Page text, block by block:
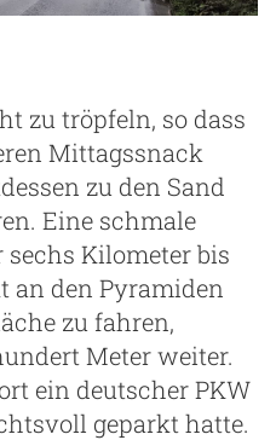
zu tröpfeln, so dass
Mittagssnack
zu den Sand
Eine schmale
sechs Kilometer bis
an den Pyramiden
zu fahren,
Meter weiter.
ein deutscher PKW
geparkt hatte.